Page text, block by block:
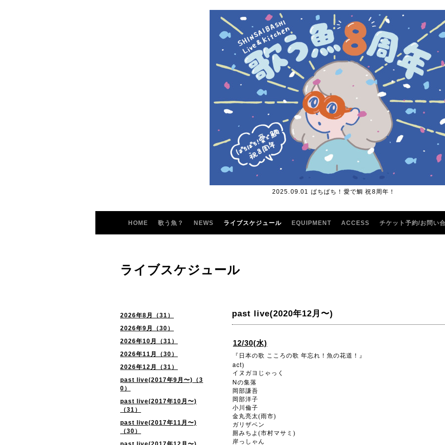
2025.09.01 ぱちぱち！愛で鯛 祝8周年！
HOME 歌う魚？ NEWS ライブスケジュール EQUIPMENT ACCESS チケット予約/お問い
2026年8月（31）
2026年9月（30）
2026年10月（31）
2026年11月（30）
2026年12月（31）
past live(2017年9月〜)（3
0）
past live(2017年10月〜)
（31）
past live(2017年11月〜)
（30）
ライブスケジュール
past live(2020年12月〜)
12/30(水)
『日本の歌 こころの歌 年忘れ！魚の花道！』
act)
イヌガヨじゃっく
Nの集落
岡部謙吾
岡部洋子
小川倫子
金丸亮太(雨市)
ガリザベン
厠みちよ(市村マサミ)
岸っしゃん